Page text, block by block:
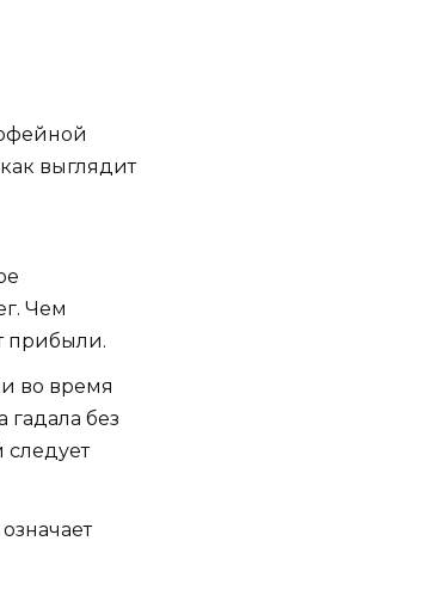
выглядит
Чем
прибыли.
во время
гадала без
следует